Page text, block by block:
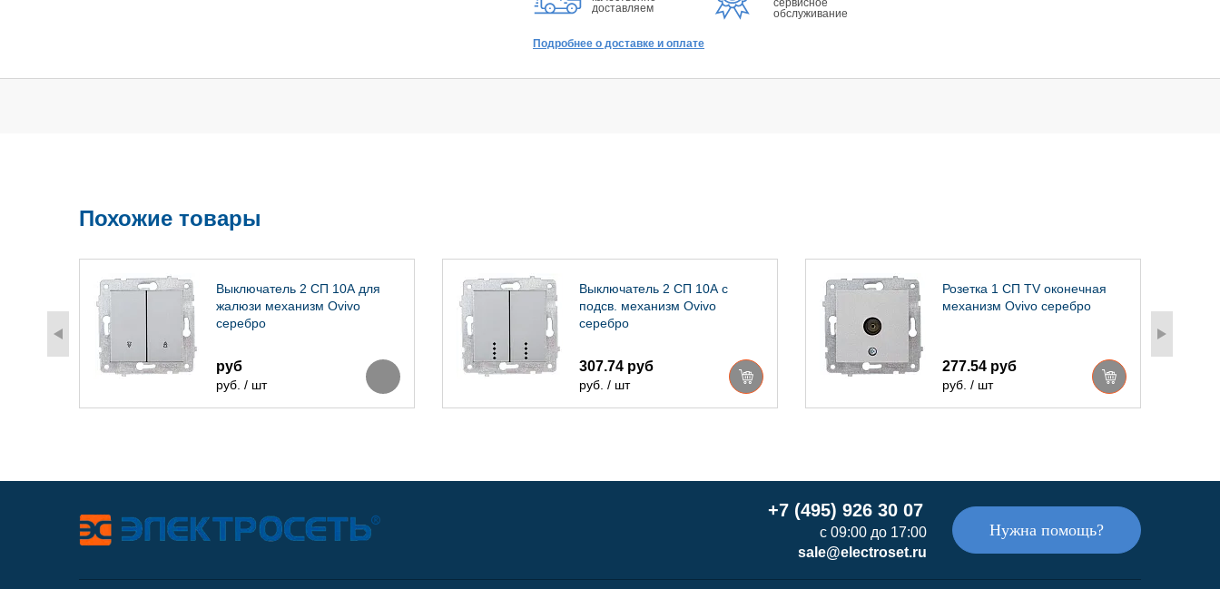
доставляем
обслуживание
Подробнее о доставке и оплате
Похожие товары
Выключатель 2 СП 10А для
жалюзи механизм Ovivo
серебро
руб
руб. / шт
Выключатель 2 СП 10А с
подсв. механизм Ovivo
серебро
307.74 руб
руб. / шт
Розетка 1 СП TV оконечная
механизм Ovivo серебро
277.54 руб
руб. / шт
+7 (495) 926 30 07
с 09:00 до 17:00
sale@electroset.ru
Нужна помощь?